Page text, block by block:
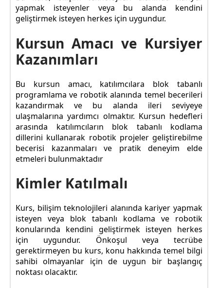
yapmak isteyenler veya bu alanda kendini
geliştirmek isteyen herkes için uygundur.
Kursun Amacı ve Kursiyer
Kazanımları
Bu kursun amacı, katılımcılara blok tabanlı
programlama ve robotik alanında temel becerileri
kazandırmak ve bu alanda ileri seviyeye
ulaşmalarına yardımcı olmaktır. Kursun hedefleri
arasında katılımcıların blok tabanlı kodlama
dillerini kullanarak robotik projeler geliştirebilme
becerisi kazanmaları ve pratik deneyim elde
etmeleri bulunmaktadır
Kimler Katılmalı
Kurs, bilişim teknolojileri alanında kariyer yapmak
isteyen veya blok tabanlı kodlama ve robotik
konularında kendini geliştirmek isteyen herkes
için uygundur. Önkoşul veya tecrübe
gerektirmeyen bu kurs, konu hakkında temel bilgi
sahibi olmayanlar için de uygun bir başlangıç
noktası olacaktır.